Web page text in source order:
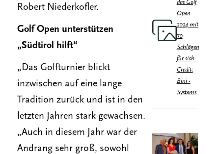
Robert Niederkofler.
Golf Open unterstützen
„Südtirol hilft“
„Das Golfturnier blickt
inzwischen auf eine lange
Tradition zurück und ist in den
letzten Jahren stark gewachsen.
„Auch in diesem Jahr war der
Andrang sehr groß, sowohl
das Golf
Open
2024 mit
70
Schlägen
für sich.
Credit:
Bini -
Systems